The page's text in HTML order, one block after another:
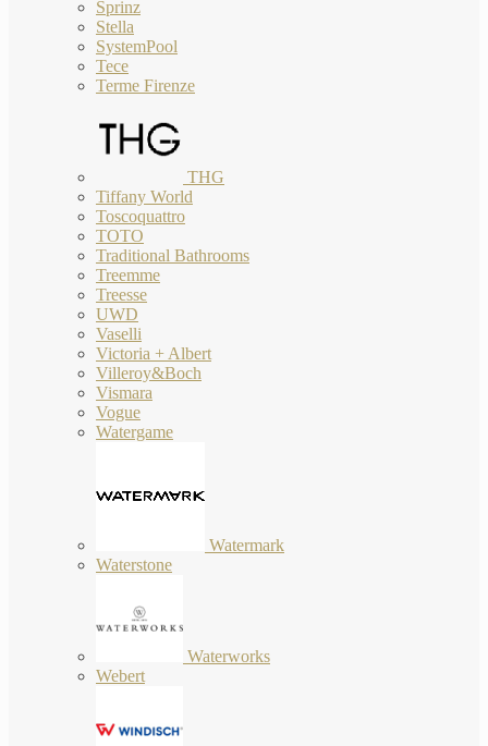
Sprinz
Stella
SystemPool
Tece
Terme Firenze
THG
Tiffany World
Toscoquattro
TOTO
Traditional Bathrooms
Treemme
Treesse
UWD
Vaselli
Victoria + Albert
Villeroy&Boch
Vismara
Vogue
Watergame
Watermark
Waterstone
Waterworks
Webert